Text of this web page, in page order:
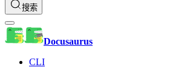
搜索
Docusaurus
CLI